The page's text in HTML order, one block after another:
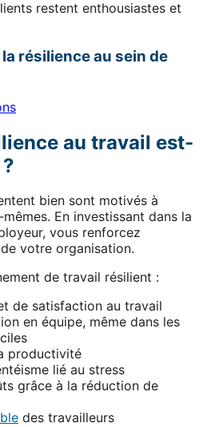
restent enthousiastes et
résilience au sein de
au travail est-
bien sont motivés à
En investissant dans la
vous renforcez
votre organisation.
de travail résilient :
de satisfaction au travail
en équipe, même dans les
productivité
lié au stress
grâce à la réduction de
des travailleurs